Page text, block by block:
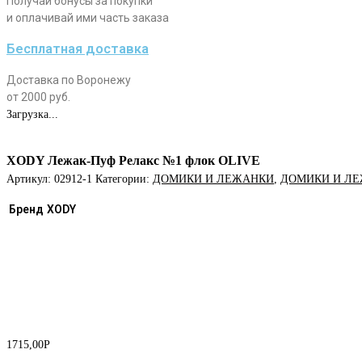
и оплачивай ими часть заказа
Бесплатная доставка
Доставка по Воронежу
от 2000 руб.
Загрузка...
XODY Лежак-Пуф Релакс №1 флок OLIVE
Артикул: 02912-1 Категории: ДОМИКИ И ЛЕЖАНКИ, ДОМИКИ И
Бренд XODY
1715,00Р